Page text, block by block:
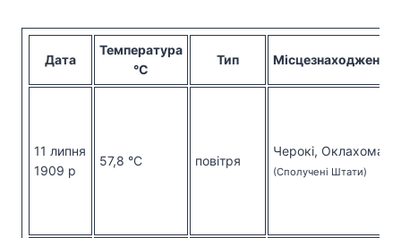
Дата
Температура
°C
Тип Місцезнаходження
11 липня
1909 р
57,8 °C повітря
Черокі, Оклахома
(Сполучені Штати)